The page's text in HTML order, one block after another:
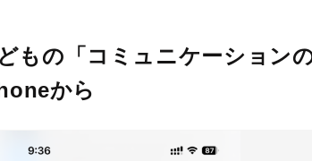
もの「コミュニケーション
から